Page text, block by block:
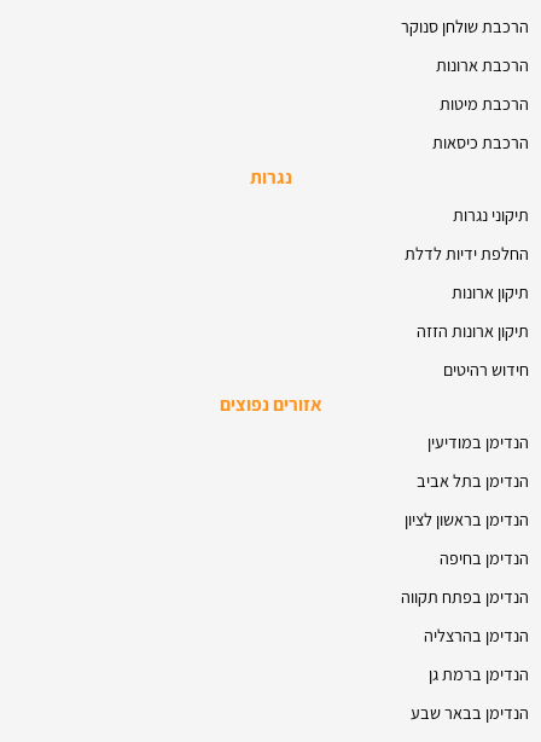
הרכבת שולחן סנוקר
הרכבת ארונות
הרכבת מיטות
הרכבת כיסאות
נגרות
תיקוני נגרות
החלפת ידיות לדלת
תיקון ארונות
תיקון ארונות הזזה
חידוש רהיטים
אזורים נפוצים
הנדימן במודיעין
הנדימן בתל אביב
הנדימן בראשון לציון
הנדימן בחיפה
הנדימן בפתח תקווה
הנדימן בהרצליה
הנדימן ברמת גן
הנדימן בבאר שבע